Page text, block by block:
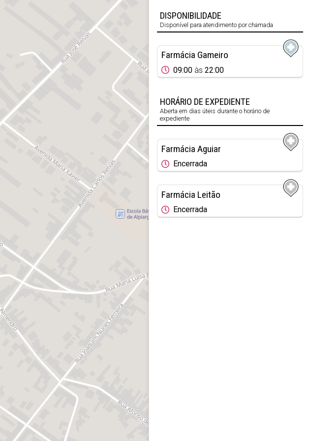
DISPONIBILIDADE
Disponível para atendimento por chamada
Farmácia Gameiro
09:00 às 22:00
HORÁRIO DE EXPEDIENTE
Aberta em dias úteis durante o horário de
expediente
Farmácia Aguiar
Encerrada
Farmácia Leitão
Encerrada